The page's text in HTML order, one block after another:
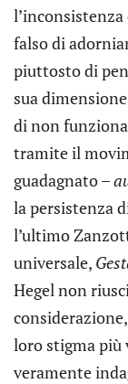
falso di
piuttosto di
sua dimensione
di non
tramite il
guadagnato –
la persistenza
l’ultimo
universale,
Hegel non
loro stigma più
veramente